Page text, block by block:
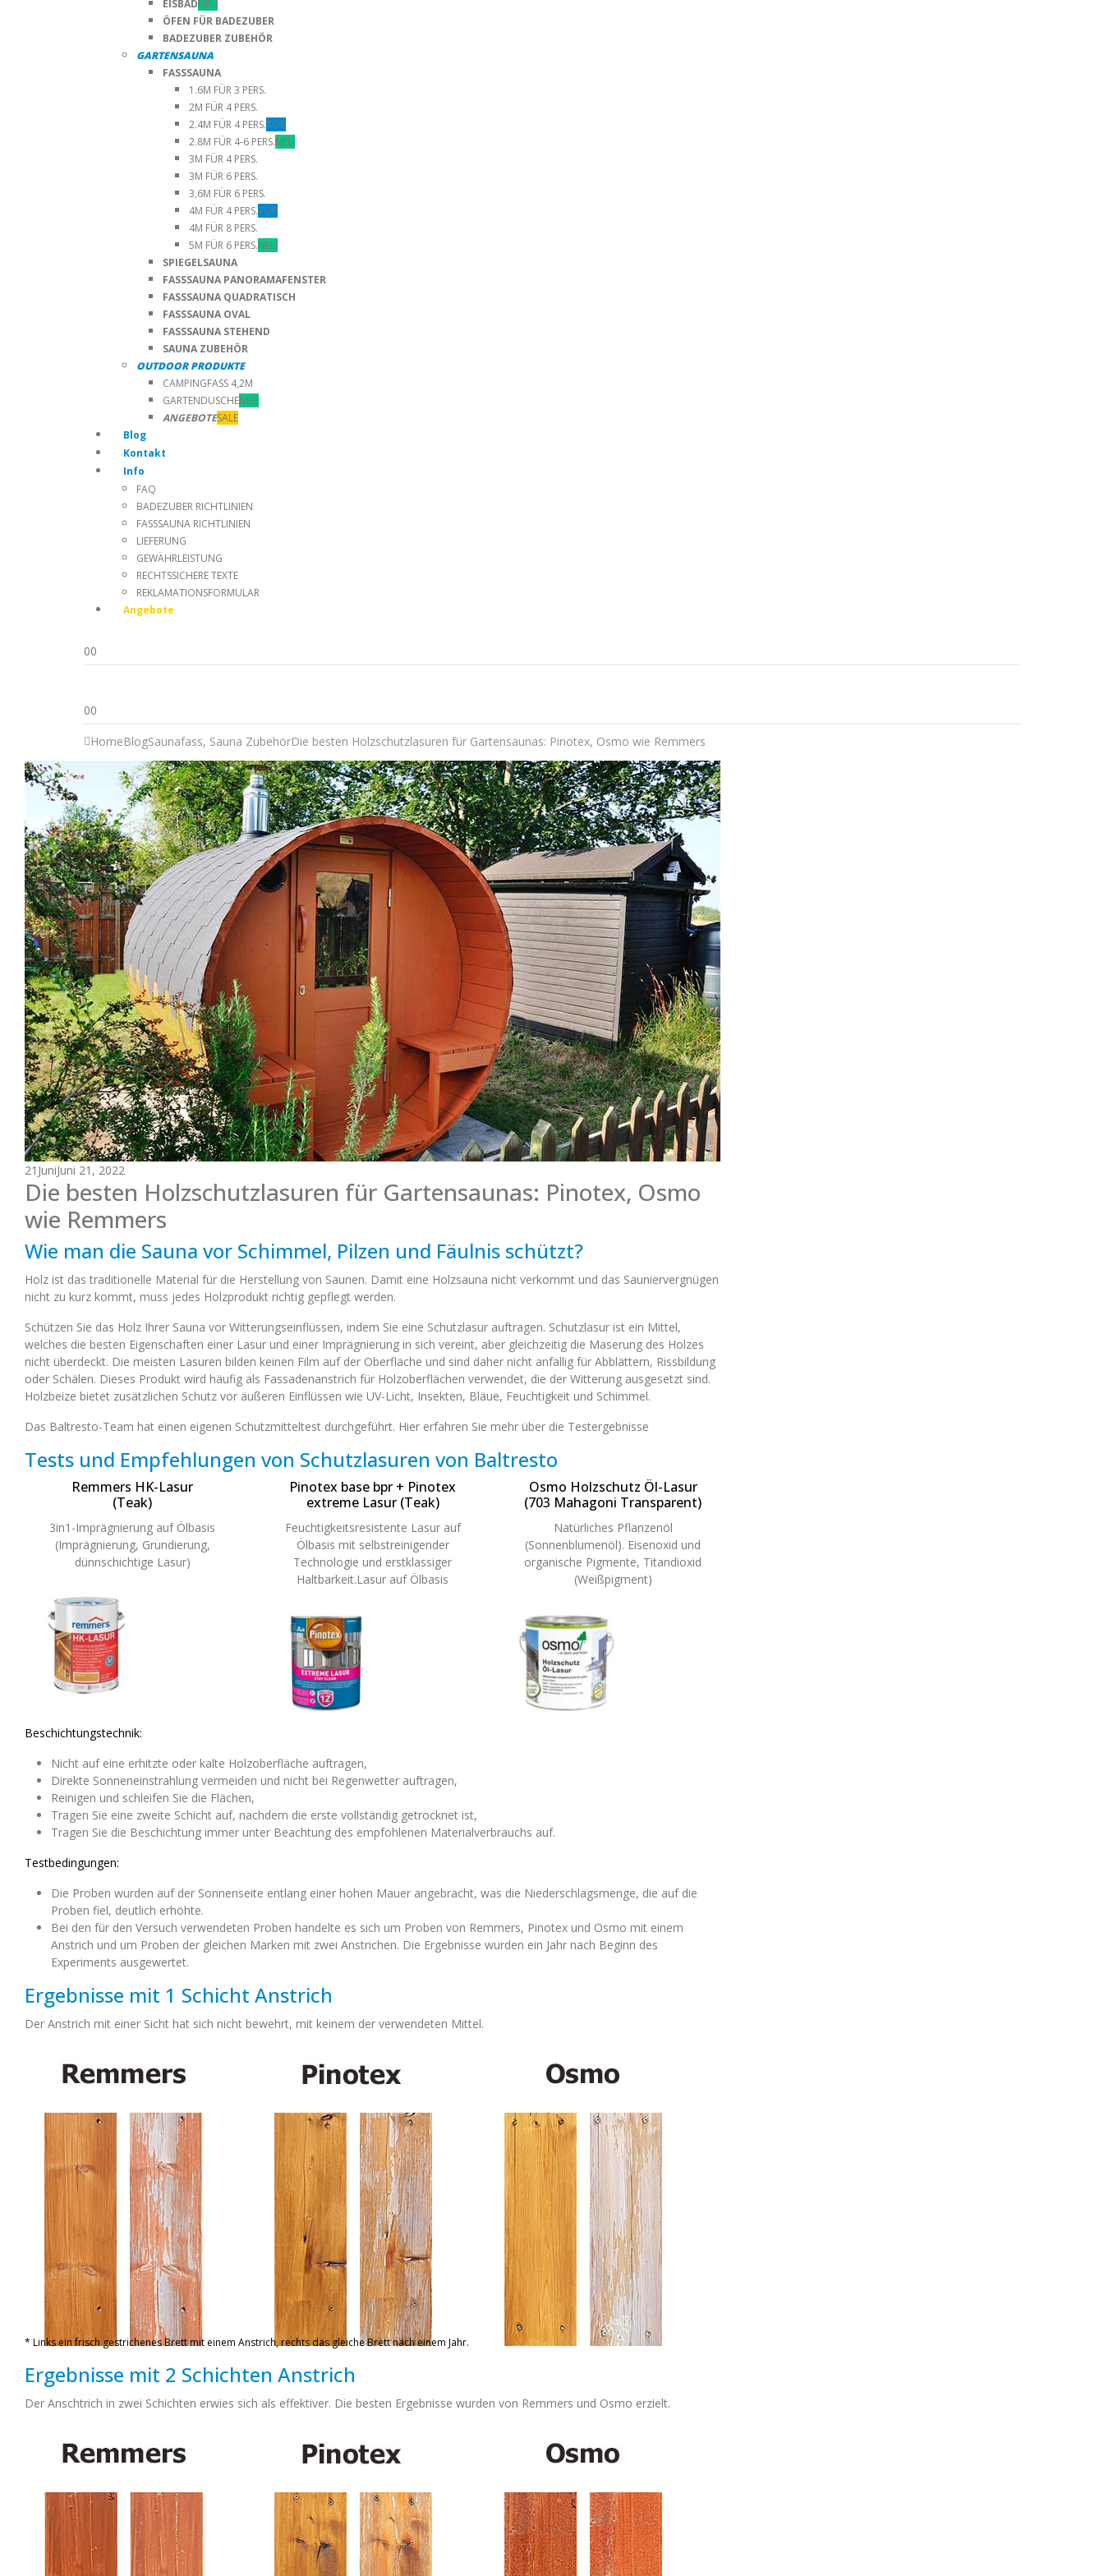
EISBADNEU
ÖFEN FÜR BADEZUBER
BADEZUBER ZUBEHÖR
GARTENSAUNA
FASSSAUNA
1.6M FÜR 3 PERS.
2M FÜR 4 PERS.
2.4M FÜR 4 PERS.TOP
2.8M FÜR 4-6 PERS.NEU
3M FÜR 4 PERS.
3M FÜR 6 PERS.
3,6M FÜR 6 PERS.
4M FÜR 4 PERS.TOP
4M FÜR 8 PERS.
5M FÜR 6 PERS.NEU
SPIEGELSAUNA
FASSSAUNA PANORAMAFENSTER
FASSSAUNA QUADRATISCH
FASSSAUNA OVAL
FASSSAUNA STEHEND
SAUNA ZUBEHÖR
OUTDOOR PRODUKTE
CAMPINGFASS 4,2M
GARTENDUSCHENEU
ANGEBOTESALE
Blog
Kontakt
Info
FAQ
BADEZUBER RICHTLINIEN
FASSSAUNA RICHTLINIEN
LIEFERUNG
GEWÄHRLEISTUNG
RECHTSSICHERE TEXTE
REKLAMATIONSFORMULAR
Angebote
00
00
HomeBlogSaunafass, Sauna ZubehörDie besten Holzschutzlasuren für Gartensaunas: Pinotex, Osmo wie Remmers
21 JuniJuni 21, 2022
Die besten Holzschutzlasuren für Gartensaunas: Pinotex, Osmo
wie Remmers
Wie man die Sauna vor Schimmel, Pilzen und Fäulnis schützt?
Holz ist das traditionelle Material für die Herstellung von Saunen. Damit eine Holzsauna nicht verkommt und das Sauniervergnügen
nicht zu kurz kommt, muss jedes Holzprodukt richtig gepflegt werden.
Schützen Sie das Holz Ihrer Sauna vor Witterungseinflüssen, indem Sie eine Schutzlasur auftragen. Schutzlasur ist ein Mittel,
welches die besten Eigenschaften einer Lasur und einer Imprägnierung in sich vereint, aber gleichzeitig die Maserung des Holzes
nicht überdeckt. Die meisten Lasuren bilden keinen Film auf der Oberfläche und sind daher nicht anfällig für Abblättern, Rissbildung
oder Schälen. Dieses Produkt wird häufig als Fassadenanstrich für Holzoberflächen verwendet, die der Witterung ausgesetzt sind.
Holzbeize bietet zusätzlichen Schutz vor äußeren Einflüssen wie UV-Licht, Insekten, Bläue, Feuchtigkeit und Schimmel.
Das Baltresto-Team hat einen eigenen Schutzmitteltest durchgeführt. Hier erfahren Sie mehr über die Testergebnisse
Tests und Empfehlungen von Schutzlasuren von Baltresto
Remmers HK-Lasur
(Teak)
3in1-Imprägnierung auf Ölbasis
(Imprägnierung, Grundierung,
dünnschichtige Lasur)
Pinotex base bpr + Pinotex
extreme Lasur (Teak)
Feuchtigkeitsresistente Lasur auf
Ölbasis mit selbstreinigender
Technologie und erstklassiger
Haltbarkeit.Lasur auf Ölbasis
Osmo Holzschutz Öl-Lasur
(703 Mahagoni Transparent)
Natürliches Pflanzenöl
(Sonnenblumenöl). Eisenoxid und
organische Pigmente, Titandioxid
(Weißpigment)
Beschichtungstechnik:
Nicht auf eine erhitzte oder kalte Holzoberfläche auftragen,
Direkte Sonneneinstrahlung vermeiden und nicht bei Regenwetter auftragen,
Reinigen und schleifen Sie die Flächen,
Tragen Sie eine zweite Schicht auf, nachdem die erste vollständig getrocknet ist,
Tragen Sie die Beschichtung immer unter Beachtung des empfohlenen Materialverbrauchs auf.
Testbedingungen:
Die Proben wurden auf der Sonnenseite entlang einer hohen Mauer angebracht, was die Niederschlagsmenge, die auf die
Proben fiel, deutlich erhöhte.
Bei den für den Versuch verwendeten Proben handelte es sich um Proben von Remmers, Pinotex und Osmo mit einem
Anstrich und um Proben der gleichen Marken mit zwei Anstrichen. Die Ergebnisse wurden ein Jahr nach Beginn des
Experiments ausgewertet.
Ergebnisse mit 1 Schicht Anstrich
Der Anstrich mit einer Sicht hat sich nicht bewehrt, mit keinem der verwendeten Mittel.
* Links ein frisch gestrichenes Brett mit einem Anstrich, rechts das gleiche Brett nach einem Jahr.
Ergebnisse mit 2 Schichten Anstrich
Der Anschtrich in zwei Schichten erwies sich als effektiver. Die besten Ergebnisse wurden von Remmers und Osmo erzielt.